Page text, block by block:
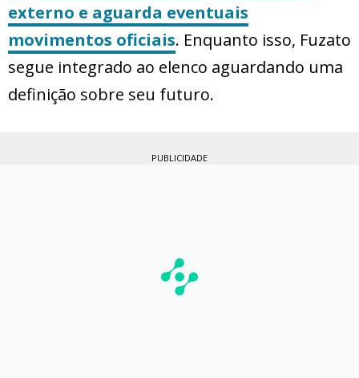
externo e aguarda eventuais
movimentos oficiais. Enquanto isso, Fuzato
segue integrado ao elenco aguardando uma
definição sobre seu futuro.
PUBLICIDADE